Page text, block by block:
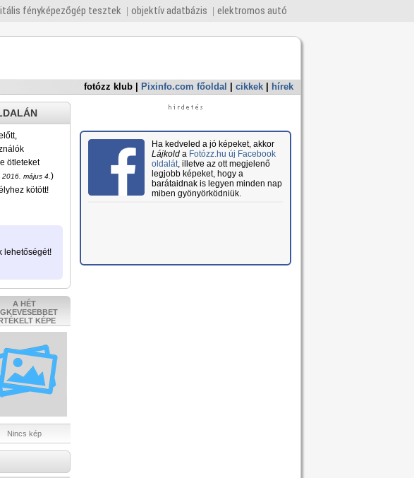
fényképezőgép tesztek objektív adatbázis elektromos autó
fotózz klub Pixinfo.com főoldal cikkek hírek
ötleteket
május 4. )
kötött!
lehetőségét!
A HÉT
KÉPE
Nincs kép
Ha kedveled a jó képeket, akkor
Lájkolda Fotózz.hu új Facebook
oldalát, illetve az ott megjelenő
legjobb képeket, hogy a
barátaidnak is legyen minden nap
miben gyönyörködniük.